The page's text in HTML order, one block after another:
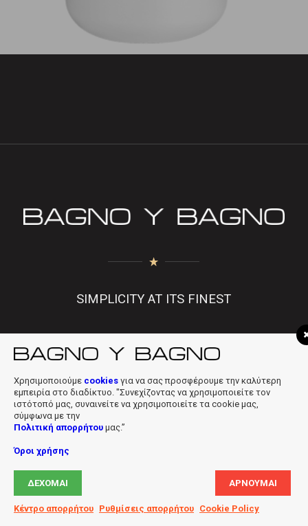
SIMPLICITY AT ITS FINEST
f | in | info@bagnobagno.gr
Ltd
Χρησιμοποιούμε cookies για να σας προσφέρουμε την καλύτερη
εμπειρία στο διαδίκτυο. "Συνεχίζοντας να χρησιμοποιείτε τον
ιστότοπό μας, συναινείτε να χρησιμοποιείτε τα cookie μας,
σύμφωνα με την
Πολιτική απορρήτου μας.”
Όροι χρήσης
ΔΈΧΟΜΑΙ ΑΡΝΟΎΜΑΙ
Κέντρο απορρήτου Ρυθμίσεις απορρήτου Cookie Policy